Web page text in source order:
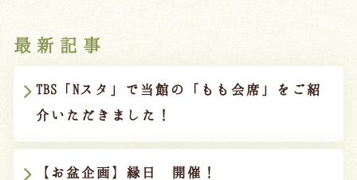
最新記事
TBS「Nスタ」で当館の「もも会席」をご紹
介いただきました！
【お盆企画】縁日 開催！